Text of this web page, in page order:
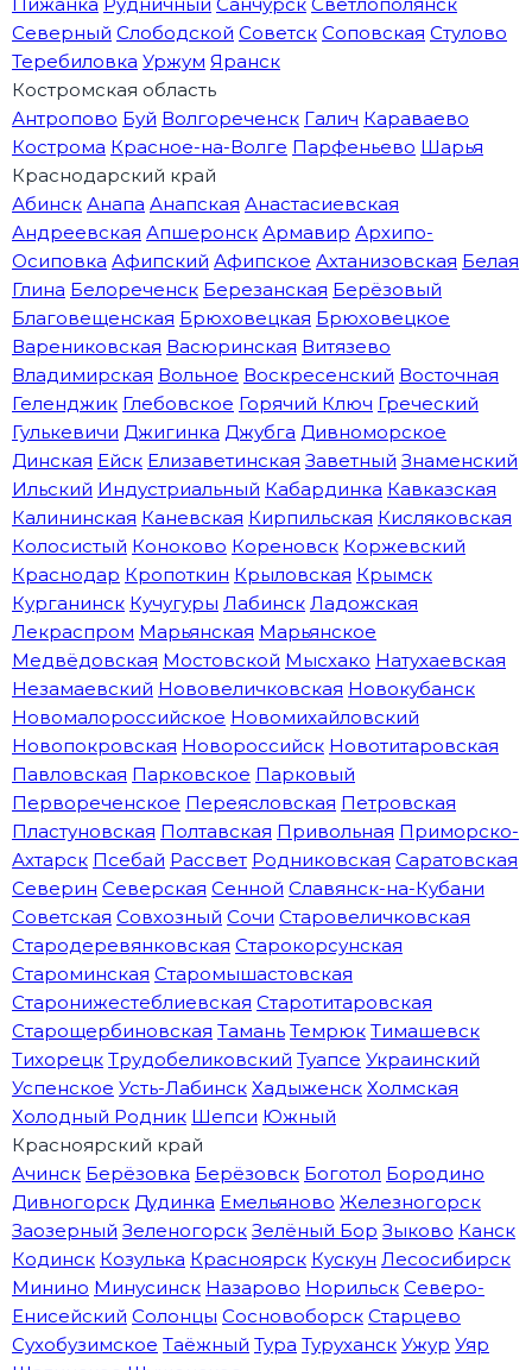
Северный Слободской Советск Соповская Стулово
Теребиловка Уржум Яранск
Костромская область
Антропово Буй Волгореченск Галич Караваево
Кострома Красное-на-Волге Парфеньево Шарья
Краснодарский край
Абинск Анапа Анапская Анастасиевская
Андреевская Апшеронск Армавир Архипо-
Осиповка Афипский Афипское Ахтанизовская Белая
Глина Белореченск Березанская Берёзовый
Благовещенская Брюховецкая Брюховецкое
Варениковская Васюринская Витязево
Владимирская Вольное Воскресенский Восточная
Геленджик Глебовское Горячий Ключ Греческий
Гулькевичи Джигинка Джубга Дивноморское
Динская Ейск Елизаветинская Заветный Знаменский
Ильский Индустриальный Кабардинка Кавказская
Калининская Каневская Кирпильская Кисляковская
Колосистый Коноково Кореновск Коржевский
Краснодар Кропоткин Крыловская Крымск
Курганинск Кучугуры Лабинск Ладожская
Лекраспром Марьянская Марьянское
Медвёдовская Мостовской Мысхако Натухаевская
Незамаевский Нововеличковская Новокубанск
Новомалороссийское Новомихайловский
Новопокровская Новороссийск Новотитаровская
Павловская Парковское Парковый
Первореченское Переясловская Петровская
Пластуновская Полтавская Привольная Приморско-
Ахтарск Псебай Рассвет Родниковская Саратовская
Северин Северская Сенной Славянск-на-Кубани
Советская Совхозный Сочи Старовеличковская
Стародеревянковская Старокорсунская
Староминская Старомышастовская
Старонижестеблиевская Старотитаровская
Старощербиновская Тамань Темрюк Тимашевск
Тихорецк Трудобеликовский Туапсе Украинский
Успенское Усть-Лабинск Хадыженск Холмская
Холодный Родник Шепси Южный
Красноярский край
Ачинск Берёзовка Берёзовск Боготол Бородино
Дивногорск Дудинка Емельяново Железногорск
Заозерный Зеленогорск Зелёный Бор Зыково Канск
Кодинск Козулька Красноярск Кускун Лесосибирск
Минино Минусинск Назарово Норильск Северо-
Енисейский Солонцы Сосновоборск Старцево
Сухобузимское Таёжный Тура Туруханск Ужур Уяр